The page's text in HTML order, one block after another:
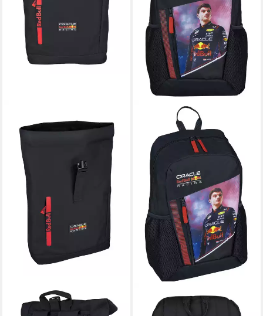
RED BULL RACING
Rucksack Rucksack – Roll Top
RED BULL RACING
Rucksack Red Bull Rucksack -